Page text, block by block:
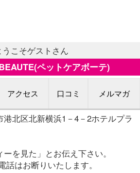
うこそゲストさん
ペットケアボーテ)
アクセス 口コミ メルマガ
北区北新横浜1－4－2ホテルプラ
を見た」とお伝え下さい。
はお断りいたします。